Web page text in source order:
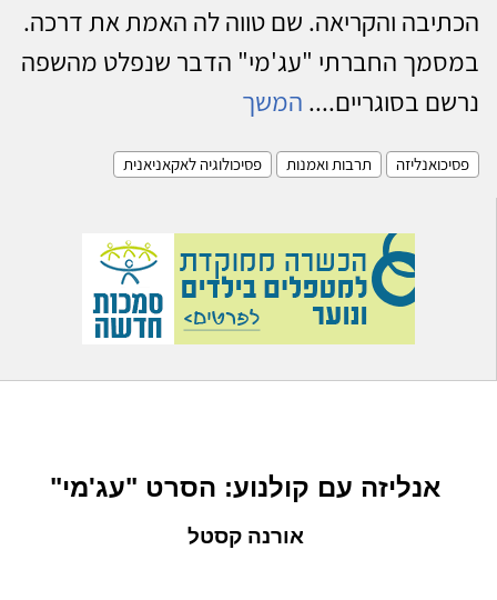
הכתיבה והקריאה. שם טווה לה האמת את דרכה.
במסמך החברתי "עג'מי" הדבר שנפלט מהשפה
נרשם בסוגריים.... המשך
פסיכואנליזה תרבות ואמנות פסיכולוגיה לאקאניאנית
אנליזה עם קולנוע: הסרט "עג'מי"
אורנה קסטל